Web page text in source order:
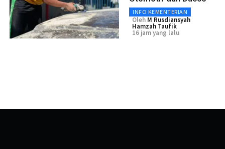
INFO KEMENTERIAN
Oleh M Rusdiansyah
Hamzah Taufik
16 jam yang lalu